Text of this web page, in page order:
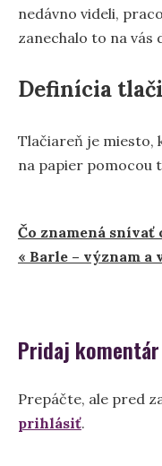
nedávno videli,
zanechalo to na vás
Definícia
Tlačiareň je miesto,
na papier pomocou
Navigácia
v
Čo znamená snívať
« Barle – význam a
Pridaj komentár
Prepáčte, ale pred
prihlásiť.